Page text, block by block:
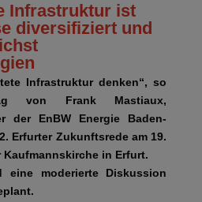
Infrastruktur ist
diversifiziert und
Infrastruktur denken“, so
von Frank Mastiaux,
der EnBW Energie Baden-
Erfurter Zukunftsrede am 19.
Kaufmannskirche in Erfurt.
eine moderierte Diskussion